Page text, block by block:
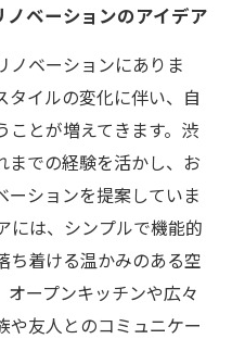
ベーションのアイデア
ノベーションにありま
タイルの変化に伴い、自
ことが増えてきます。渋
までの経験を活かし、お
ーションを提案していま
には、シンプルで機能的
ち着ける温かみのある空
ープンキッチンや広々
や友人とのコミュニケー